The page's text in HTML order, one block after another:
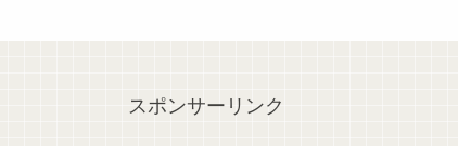
スポンサーリンク